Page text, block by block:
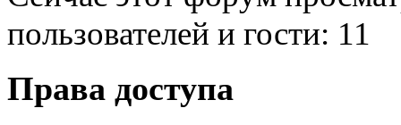
пользователей и гости: 11
Права доступа